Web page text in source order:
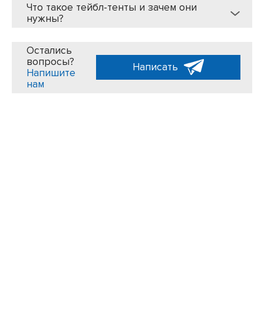
Что такое тейбл-тенты и зачем они
нужны?
Остались
вопросы?
Напишите
нам
Написать